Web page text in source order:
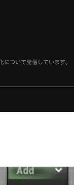
ついて発信しています。